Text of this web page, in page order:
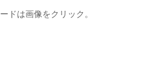
ドは画像をクリック。